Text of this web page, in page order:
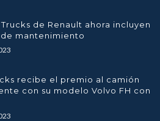
Trucks de Renault ahora incluyen
de mantenimiento
recibe el premio al camión
con su modelo Volvo FH con